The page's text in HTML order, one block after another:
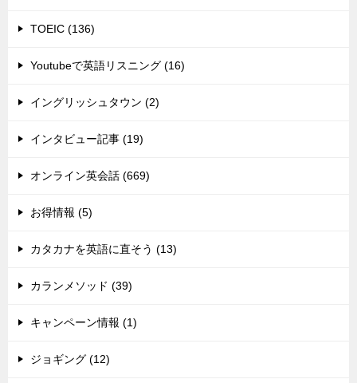
TOEIC (136)
Youtubeで英語リスニング (16)
イングリッシュタウン (2)
インタビュー記事 (19)
オンライン英会話 (669)
お得情報 (5)
カタカナを英語に直そう (13)
カランメソッド (39)
キャンペーン情報 (1)
ジョギング (12)